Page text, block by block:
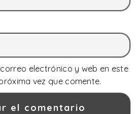
electrónico y web en este
vez que comente.